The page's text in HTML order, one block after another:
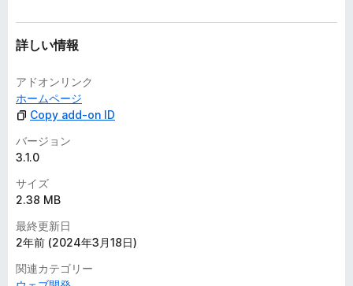
詳しい情報
アドオンリンク
ホームページ
Copy add-on ID
バージョン
3.1.0
サイズ
2.38 MB
最終更新日
2年前 (2024年3月18日)
関連カテゴリー